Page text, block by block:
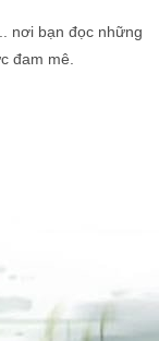
nơi bạn đọc những
đam mê.